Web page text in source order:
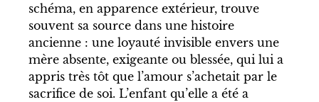
schéma, en apparence extérieur, trouve
souvent sa source dans une histoire
ancienne : une loyauté invisible envers une
mère absente, exigeante ou blessée, qui lui a
appris très tôt que l’amour s’achetait par le
sacrifice de soi. L’enfant qu’elle a été a